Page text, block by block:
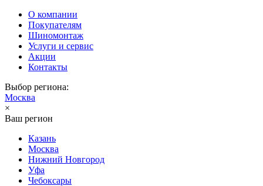
О компании
Покупателям
Шиномонтаж
Услуги и сервис
Акции
Контакты
Выбор региона:
Москва
×
Ваш регион
Казань
Москва
Нижний Новгород
Уфа
Чебоксары